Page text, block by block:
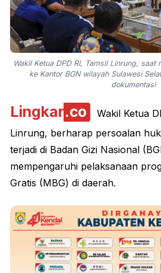
Wakil Ketua DPD RI, Tamsil Linrung, saat
ke Kantor BGN wilayah Sulawesi
dokumentasi
Lingkar.co
Wakil Ketua
Linrung, berharap persoalan
terjadi di Badan Gizi Nasional
mempengaruhi pelaksanaan
Gratis (MBG) di daerah.